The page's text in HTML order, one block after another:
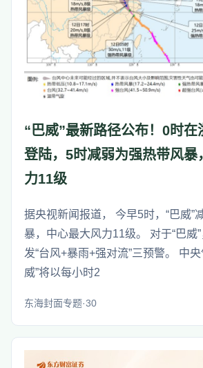
“巴威”最新路径公布！0时在
登陆，5时减弱为强热带风暴
力11级
据央视新闻报道， 今早5时，“巴威”
暴，中心最大风力11级。 对于“巴威
发“台风+暴雨+强对流”三预警。 中
威”将以每小时2
东海封面专题·30